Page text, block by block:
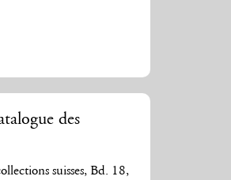
des
suisses, Bd. 18,